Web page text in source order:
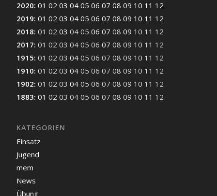
2020: 01 02 03 04 05 06 07 08 09 10 11 12
2019: 01 02 03 04 05 06 07 08 09 10 11 12
2018: 01 02 03 04 05 06 07 08 09 10 11 12
2017: 01 02 03 04 05 06 07 08 09 10 11 12
1915: 01 02 03 04 05 06 07 08 09 10 11 12
1910: 01 02 03 04 05 06 07 08 09 10 11 12
1902: 01 02 03 04 05 06 07 08 09 10 11 12
1883: 01 02 03 04 05 06 07 08 09 10 11 12
KATEGORIEN
Einsatz
Jugend
mem
News
Übung